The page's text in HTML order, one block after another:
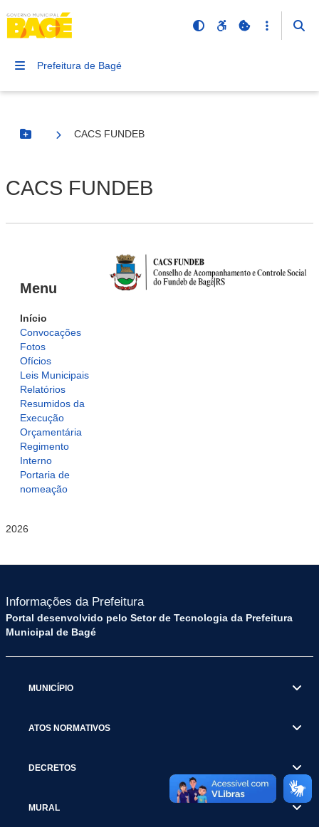
Prefeitura de Bagé
Botão Menu
CACS FUNDEB
CACS FUNDEB
Menu
Início
Convocações
Fotos
Ofícios
Leis Municipais
Relatórios
Resumidos da
Execução
Orçamentária
Regimento
Interno
Portaria de
nomeação
2026
Informações da Prefeitura
Portal desenvolvido pelo Setor de Tecnologia da Prefeitura
Municipal de Bagé
MUNICÍPIO
ATOS NORMATIVOS
DECRETOS
MURAL